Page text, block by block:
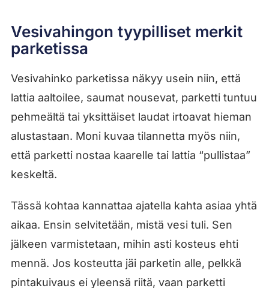
Vesivahingon tyypilliset merkit
parketissa
Vesivahinko parketissa näkyy usein niin, että
lattia aaltoilee, saumat nousevat, parketti tuntuu
pehmeältä tai yksittäiset laudat irtoavat hieman
alustastaan. Moni kuvaa tilannetta myös niin,
että parketti nostaa kaarelle tai lattia “pullistaa”
keskeltä.
Tässä kohtaa kannattaa ajatella kahta asiaa yhtä
aikaa. Ensin selvitetään, mistä vesi tuli. Sen
jälkeen varmistetaan, mihin asti kosteus ehti
mennä. Jos kosteutta jäi parketin alle, pelkkä
pintakuivaus ei yleensä riitä, vaan parketti